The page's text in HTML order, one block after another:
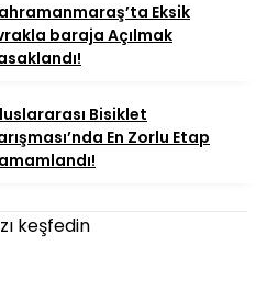
Eksik
baraja Açılmak
Bisiklet
En Zorlu Etap
keşfedin